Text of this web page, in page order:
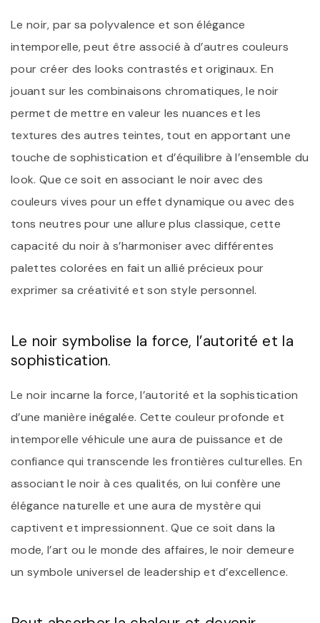
Le noir, par sa polyvalence et son élégance
intemporelle, peut être associé à d’autres couleurs
pour créer des looks contrastés et originaux. En
jouant sur les combinaisons chromatiques, le noir
permet de mettre en valeur les nuances et les
textures des autres teintes, tout en apportant une
touche de sophistication et d’équilibre à l’ensemble du
look. Que ce soit en associant le noir avec des
couleurs vives pour un effet dynamique ou avec des
tons neutres pour une allure plus classique, cette
capacité du noir à s’harmoniser avec différentes
palettes colorées en fait un allié précieux pour
exprimer sa créativité et son style personnel.
Le noir symbolise la force, l’autorité et la
sophistication.
Le noir incarne la force, l’autorité et la sophistication
d’une manière inégalée. Cette couleur profonde et
intemporelle véhicule une aura de puissance et de
confiance qui transcende les frontières culturelles. En
associant le noir à ces qualités, on lui confère une
élégance naturelle et une aura de mystère qui
captivent et impressionnent. Que ce soit dans la
mode, l’art ou le monde des affaires, le noir demeure
un symbole universel de leadership et d’excellence.